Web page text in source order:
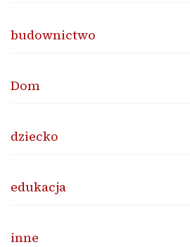
budownictwo
Dom
dziecko
edukacja
inne